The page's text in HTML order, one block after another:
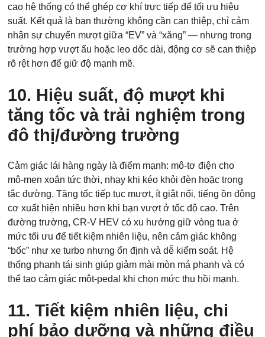
cao hệ thống có thể ghép cơ khí trực tiếp để tối ưu hiệu
suất. Kết quả là bạn thường không cần can thiệp, chỉ cảm
nhận sự chuyển mượt giữa “EV” và “xăng” — nhưng trong
trường hợp vượt ẩu hoặc leo dốc dài, động cơ sẽ can thiệp
rõ rệt hơn để giữ độ mạnh mẽ.
10. Hiệu suất, độ mượt khi
tăng tốc và trải nghiệm trong
đô thị/đường trường
Cảm giác lái hàng ngày là điểm mạnh: mô‑tơ điện cho
mô‑men xoắn tức thời, nhạy khi kéo khỏi đèn hoặc trong
tắc đường. Tăng tốc tiếp tục mượt, ít giật nối, tiếng ồn động
cơ xuất hiện nhiều hơn khi bạn vượt ở tốc độ cao. Trên
đường trường, CR‑V HEV có xu hướng giữ vòng tua ở
mức tối ưu để tiết kiệm nhiên liệu, nên cảm giác không
“bốc” như xe turbo nhưng ổn định và dễ kiểm soát. Hệ
thống phanh tái sinh giúp giảm mài mòn má phanh và có
thể tạo cảm giác một‑pedal khi chọn mức thu hồi mạnh.
11. Tiết kiệm nhiên liệu, chi
phí bảo dưỡng và những điều